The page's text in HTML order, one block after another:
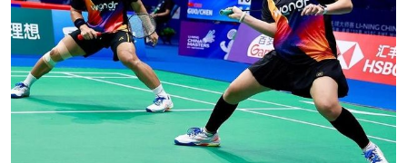
Dramatis
dari
Australia